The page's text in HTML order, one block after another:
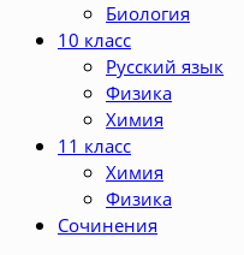
Биология
10 класс
Русский язык
Физика
Химия
11 класс
Химия
Физика
Сочинения